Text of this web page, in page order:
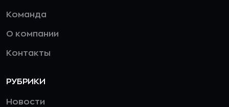
Команда
О компании
Контакты
РУБРИКИ
Новости